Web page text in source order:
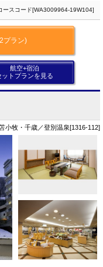
ースコード[WA3009964-19W104]
プラン)
航空+宿泊
ットプランを見る
小牧・千歳／登別温泉[1316-112]